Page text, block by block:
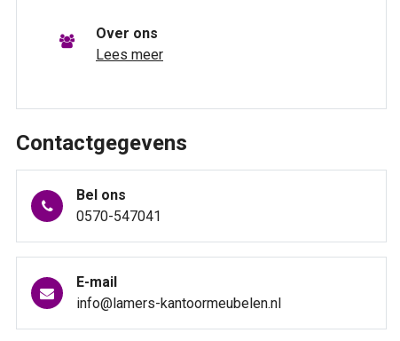
Over ons
Lees meer
Contactgegevens
Bel ons
0570-547041
E-mail
info@lamers-kantoormeubelen.nl